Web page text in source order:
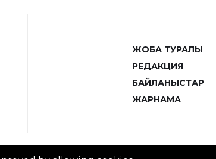
ЖОБА ТУРАЛЫ
РЕДАКЦИЯ
БАЙЛАНЫСТАР
ЖАРНАМА